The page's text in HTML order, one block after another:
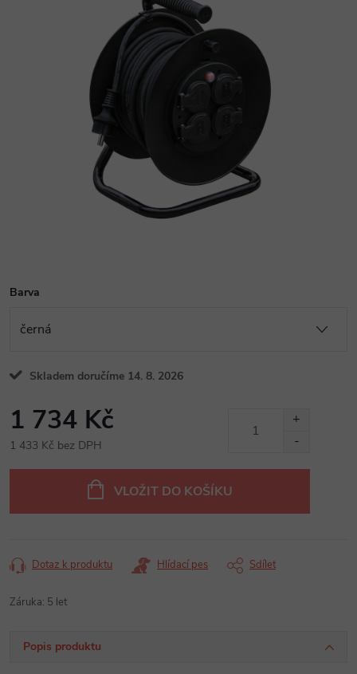
Barva
Skladem doručíme 14. 8. 2026
1 734 Kč
1 433 Kč bez DPH
VLOŽIT DO KOŠÍKU
Dotaz k produktu Hlídací pes Sdílet
Záruka: 5 let
Popis produktu